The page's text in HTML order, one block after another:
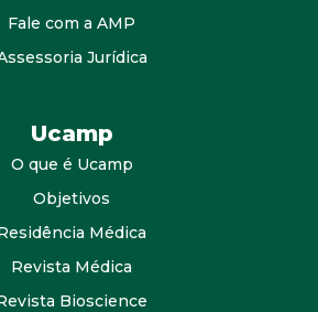
Fale com a AMP
Jurídica
Ucamp
O que é Ucamp
Objetivos
Médica
Revista Médica
Bioscience